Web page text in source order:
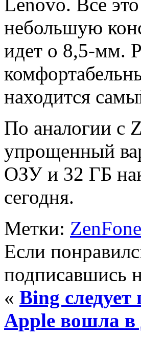
небольшую
идет о 8,5-мм.
находится
По аналогии с
упрощенный
ОЗУ и 32 ГБ
сегодня.
Метки:
Если
подписавшись
« Bing следует
Apple вошла в